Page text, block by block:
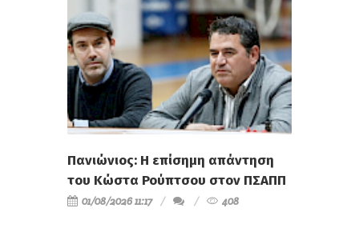
Πανιώνιος: Η επίσημη απάντηση
του Κώστα Ρούπτσου στον ΠΣΑΠΠ
01/08/2026 11:17 408